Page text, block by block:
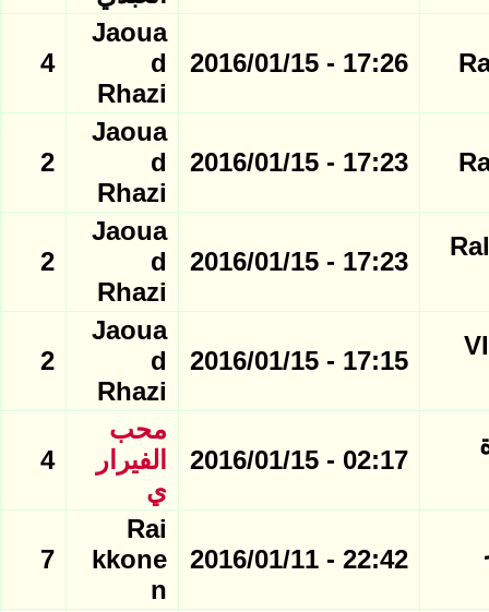
17:26 - 2016/01/15
Jaoua
d
Rhazi
4
17:23 - 2016/01/15
Jaoua
d
Rhazi
2
17:23 - 2016/01/15
Jaoua
d
Rhazi
2
17:15 - 2016/01/15
Jaoua
d
Rhazi
2
02:17 - 2016/01/15
محب
الفيرار
ي
4
22:42 - 2016/01/11
Rai
kkone
n
7